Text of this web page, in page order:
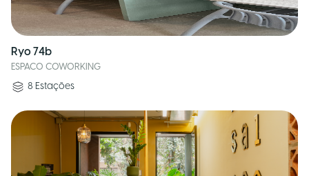
Ryo 74b
ESPACO COWORKING
8 Estações